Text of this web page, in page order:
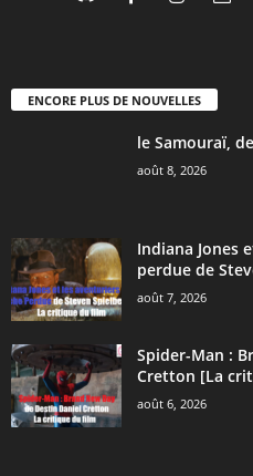
ENCORE PLUS DE NOUVELLES
le Samouraï,
août 8, 2026
Indiana Jones
perdue de
août 7, 2026
Spider-Man :
Cretton [La
août 6, 2026